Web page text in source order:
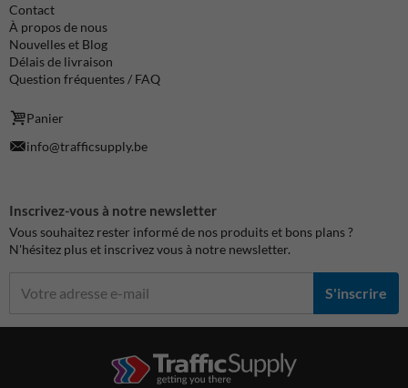
Contact
À propos de nous
Nouvelles et Blog
Délais de livraison
Question fréquentes / FAQ
Panier
info@trafficsupply.be
Inscrivez-vous à notre newsletter
Vous souhaitez rester informé de nos produits et bons plans ?
N'hésitez plus et inscrivez vous à notre newsletter.
S'inscrire